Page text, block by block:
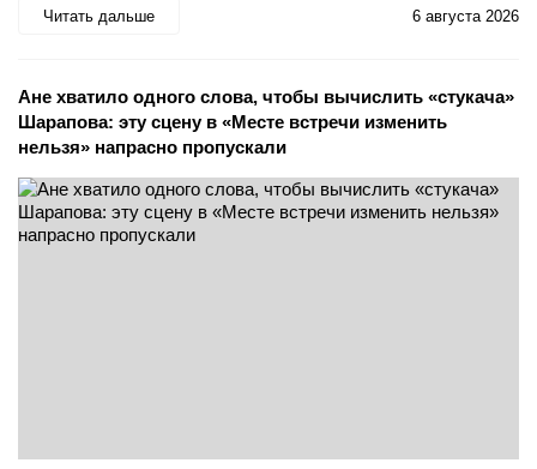
Читать дальше 6 августа 2026
Ане хватило одного слова, чтобы вычислить «стукача»
Шарапова: эту сцену в «Месте встречи изменить
нельзя» напрасно пропускали